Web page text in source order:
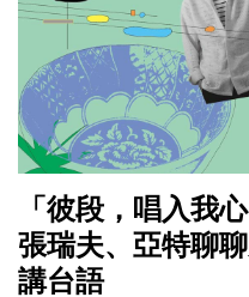
「彼段，唱入我
張瑞夫、亞特聊
講台語